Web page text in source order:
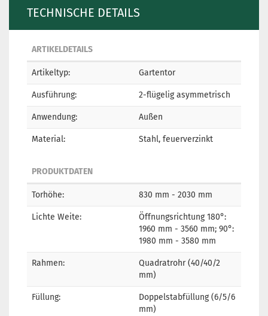
TECHNISCHE DETAILS
ARTIKELDETAILS
Artikeltyp: Gartentor
Ausführung: 2-flügelig asymmetrisch
Anwendung: Außen
Material: Stahl, feuerverzinkt
PRODUKTDATEN
Torhöhe: 830 mm - 2030 mm
Lichte Weite:
Öffnungsrichtung 180°:
1960 mm - 3560 mm; 90°:
1980 mm - 3580 mm
Rahmen:
Quadratrohr (40/40/2
mm)
Füllung:
Doppelstabfüllung (6/5/6
mm)